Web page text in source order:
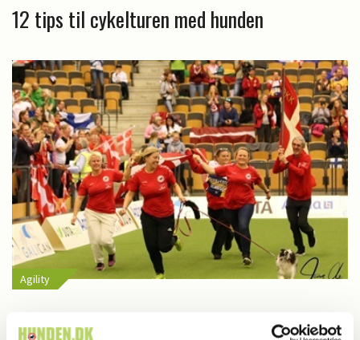
12 tips til cykelturen med hunden
Agility
BREAKING: DANSK VERDENSMESTER